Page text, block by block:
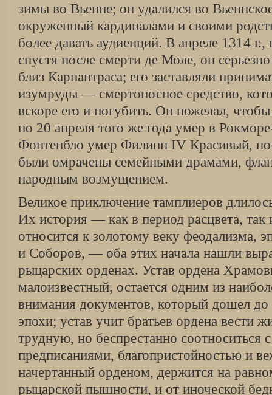
зимы во Вьенне; он удалился во
окруженный кардиналами и своими
более давать аудиенций. В апреле 1314 г.,
спустя после смерти де Моле, он
близ Карпантраса; его заставляли
изумруды — смертоносное средство,
вскоре его и погубить. Он пожелал,
но 20 апреля того же года умер в
Фонтенбло умер Филипп IV Красивый,
были омрачены семейными драмами,
народным возмущением.
Великое приключение тамплиеров
Их история — как в период расцвета, так
относится к золотому веку феодализма,
и Соборов, — оба этих начала нашли
рыцарских орденах. Устав ордена
малоизвестный, остается одним из
внимания документов, который дошел до
эпохи; устав учит братьев ордена вести
трудную, но беспрестанно соотноситься
предписаниями, благопристойностью и
начертанный орденом, держится на
рыцарской пышности, и от иноческой